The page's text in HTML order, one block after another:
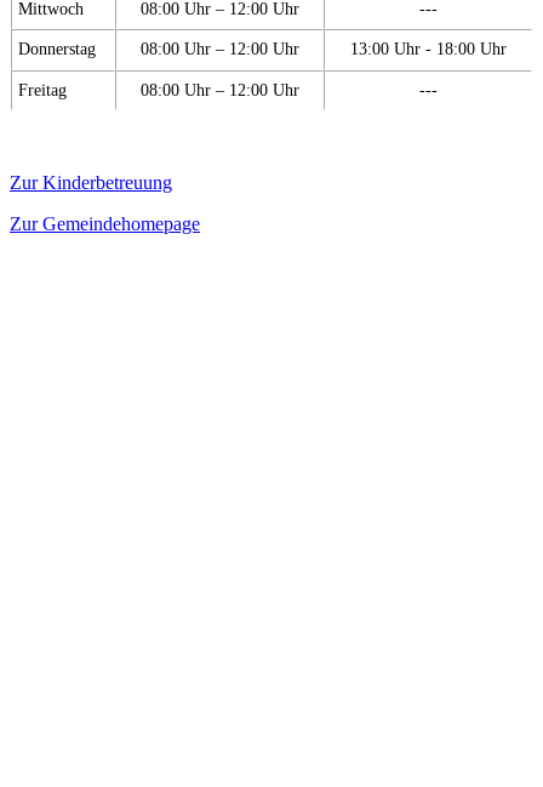
Mittwoch 08:00 Uhr – 12:00 Uhr ---
Donnerstag 08:00 Uhr – 12:00 Uhr 13:00 Uhr - 18:00 Uhr
Freitag 08:00 Uhr – 12:00 Uhr ---
Zur Kinderbetreuung
Zur Gemeindehomepage